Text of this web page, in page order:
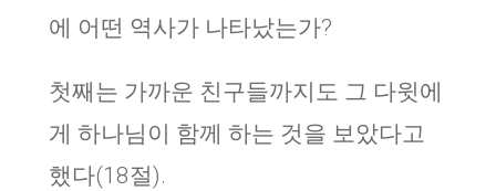
에 어떤 역사가 나타났는가?
첫째는 가까운 친구들까지도 그 다윗에
게 하나님이 함께 하는 것을 보았다고
했다(18절).